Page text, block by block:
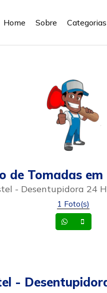
Home Sobre Categorias
de Tomadas em
- Desentupidora 24
1 Foto(s)
Whatsapp
-